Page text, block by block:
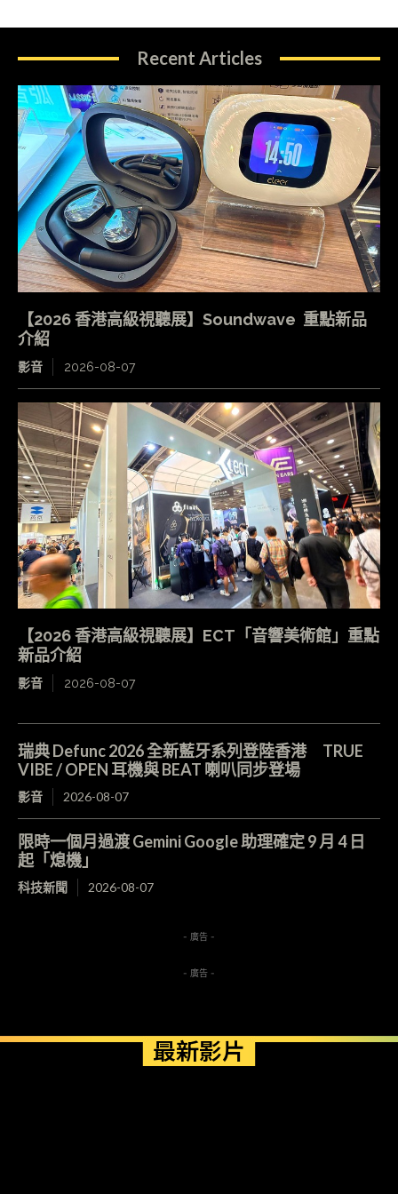
Recent Articles
【2026 香港高級視聽展】Soundwave 重點新品
介紹
影音 2026-08-07
【2026 香港高級視聽展】ECT「音響美術館」重點
新品介紹
影音 2026-08-07
瑞典 Defunc 2026 全新藍牙系列登陸香港 TRUE
VIBE / OPEN 耳機與 BEAT 喇叭同步登場
影音 2026-08-07
限時一個月過渡 Gemini Google 助理確定 9 月 4 日
起「熄機」
科技新聞 2026-08-07
- 廣告 -
- 廣告 -
最新影片